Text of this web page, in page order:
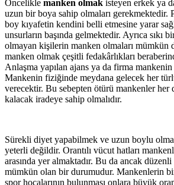
Öncelikle manken olmak isteyen erkek ya
uzun bir boya sahip olmaları gerekmektedir.
boy kıyafetin kendini belli etmesine yarar
unsurların başında gelmektedir. Ayrıca sıkı
olmayan kişilerin manken olmaları mümkün
manken olmak çeşitli fedakârlıkları
Anlaşma yapılan ajans ya da firma
Mankenin fiziğinde meydana gelecek her
verecektir. Bu sebepten ötürü mankenler her
kalacak iradeye sahip olmalıdır.
Sürekli diyet yapabilmek ve uzun boylu
yeterli değildir. Orantılı vücut hatları
arasında yer almaktadır. Bu da ancak
mümkün olan bir durumudur. Mankenlerin
spor hocalarının bulunması onlara büyük